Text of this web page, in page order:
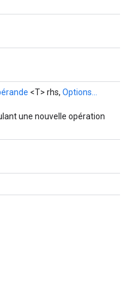
<T> rhs, Options...
une nouvelle opération